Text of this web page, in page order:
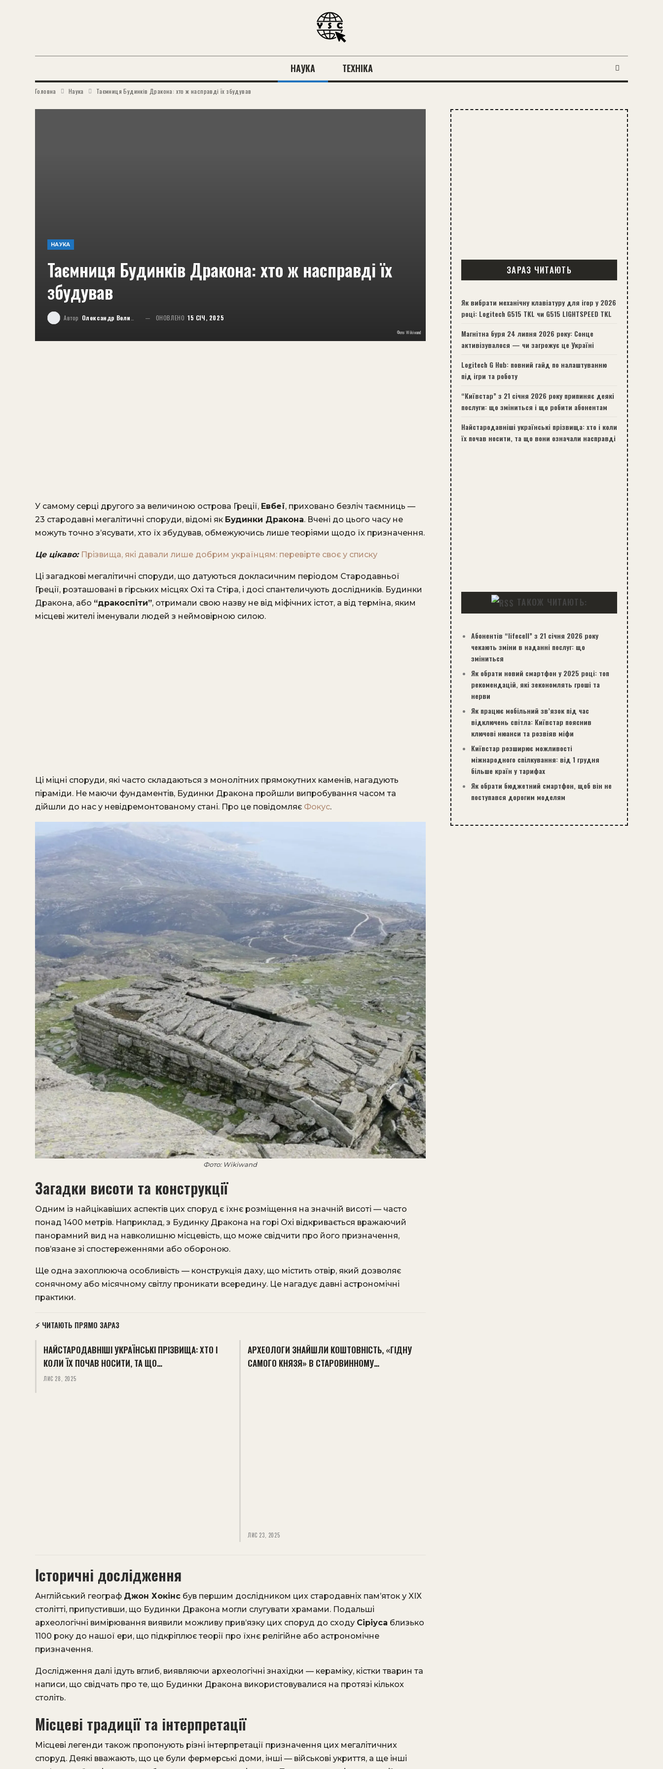
НАУКА ТЕХНІКА
Головна Наука Таємниця Будинків Дракона: хто ж насправді їх збудував
НАУКА
Таємниця Будинків Дракона: хто ж насправді їх
збудував
Автор Олександр Великий ОНОВЛЕНО 15 СІЧ, 2025
Фото: Wikiwand
У самому серці другого за величиною острова Греції, Евбеї, приховано безліч таємниць —
23 стародавні мегалітичні споруди, відомі як Будинки Дракона. Вчені до цього часу не
можуть точно з’ясувати, хто їх збудував, обмежуючись лише теоріями щодо їх призначення.
Це цікаво: Прізвища, які давали лише добрим українцям: перевірте своє у списку
Ці загадкові мегалітичні споруди, що датуються докласичним періодом Стародавньої
Греції, розташовані в гірських місцях Охі та Стіра, і досі спантеличують дослідників. Будинки
Дракона, або “дракоспіти”, отримали свою назву не від міфічних істот, а від терміна, яким
місцеві жителі іменували людей з неймовірною силою.
Ці міцні споруди, які часто складаються з монолітних прямокутних каменів, нагадують
піраміди. Не маючи фундаментів, Будинки Дракона пройшли випробування часом та
дійшли до нас у невідремонтованому стані. Про це повідомляє Фокус.
Фото: Wikiwand
Загадки висоти та конструкції
Одним із найцікавіших аспектів цих споруд є їхнє розміщення на значній висоті — часто
понад 1400 метрів. Наприклад, з Будинку Дракона на горі Охі відкривається вражаючий
панорамний вид на навколишню місцевість, що може свідчити про його призначення,
пов’язане зі спостереженнями або обороною.
Ще одна захоплююча особливість — конструкція даху, що містить отвір, який дозволяє
сонячному або місячному світлу проникати всередину. Це нагадує давні астрономічні
практики.
⚡ ЧИТАЮТЬ ПРЯМО ЗАРАЗ
НАЙСТАРОДАВНІШІ УКРАЇНСЬКІ ПРІЗВИЩА: ХТО І
КОЛИ ЇХ ПОЧАВ НОСИТИ, ТА ЩО…
ЛИС 28, 2025
АРХЕОЛОГИ ЗНАЙШЛИ КОШТОВНІСТЬ, «ГІДНУ
САМОГО КНЯЗЯ» В СТАРОВИННОМУ…
ЛИС 23, 2025
Історичні дослідження
Англійський географ Джон Хокінс був першим дослідником цих стародавніх пам’яток у XIX
столітті, припустивши, що Будинки Дракона могли слугувати храмами. Подальші
археологічні вимірювання виявили можливу прив’язку цих споруд до сходу Сіріуса близько
1100 року до нашої ери, що підкріплює теорії про їхнє релігійне або астрономічне
призначення.
Дослідження далі ідуть вглиб, виявляючи археологічні знахідки — кераміку, кістки тварин та
написи, що свідчать про те, що Будинки Дракона використовувалися на протязі кількох
століть.
Місцеві традиції та інтерпретації
Місцеві легенди також пропонують різні інтерпретації призначення цих мегалітичних
споруд. Деякі вважають, що це були фермерські доми, інші — військові укриття, а ще інші
ЗАРАЗ ЧИТАЮТЬ
Як вибрати механічну клавіатуру для ігор у 2026
році: Logitech G515 TKL чи G515 LIGHTSPEED TKL
Магнітна буря 24 липня 2026 року: Сонце
активізувалося — чи загрожує це Україні
Logitech G Hub: повний гайд по налаштуванню
під ігри та роботу
“Київстар” з 21 січня 2026 року припиняє деякі
послуги: що зміниться і що робити абонентам
Найстародавніші українські прізвища: хто і коли
їх почав носити, та що вони означали насправді
ТАКОЖ ЧИТАЮТЬ:
Абонентів “lifecell” з 21 січня 2026 року
чекають зміни в наданні послуг: що
зміниться
Як обрати новий смартфон у 2025 році: топ
рекомендацій, які зекономлять гроші та
нерви
Як працює мобільний зв’язок під час
відключень світла: Київстар пояснив
ключові нюанси та розвіяв міфи
Київстар розширює можливості
міжнародного спілкування: від 1 грудня
більше країн у тарифах
Як обрати бюджетний смартфон, щоб він не
поступався дорогим моделям